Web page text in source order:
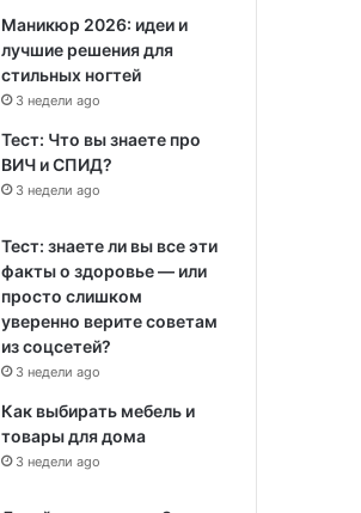
Маникюр 2026: идеи и
лучшие решения для
стильных ногтей
3 недели ago
Тест: Что вы знаете про
ВИЧ и СПИД?
3 недели ago
Тест: знаете ли вы все эти
факты о здоровье — или
просто слишком
уверенно верите советам
из соцсетей?
3 недели ago
Как выбирать мебель и
товары для дома
3 недели ago